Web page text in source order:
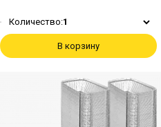
Количество:1
В корзину